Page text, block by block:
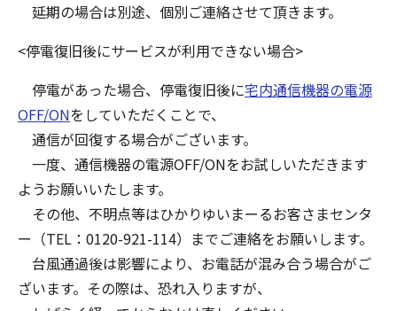
延期の場合は別途、個別ご連絡させて頂きます。
<停電復旧後にサービスが利用できない場合>
停電があった場合、停電復旧後に宅内通信機器の電源
OFF/ONをしていただくことで、
通信が回復する場合がございます。
一度、通信機器の電源OFF/ONをお試しいただきます
ようお願いいたします。
その他、不明点等はひかりゆいまーるお客さまセンタ
ー（TEL：0120-921-114）までご連絡をお願いします。
台風通過後は影響により、お電話が混み合う場合がご
ざいます。その際は、恐れ入りますが、